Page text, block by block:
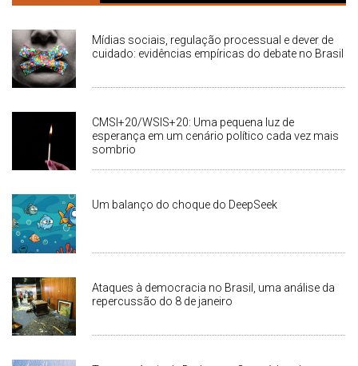
Mídias sociais, regulação processual e dever de
cuidado: evidências empíricas do debate no Brasil
CMSI+20/WSIS+20: Uma pequena luz de
esperança em um cenário político cada vez mais
sombrio
Um balanço do choque do DeepSeek
Ataques à democracia no Brasil, uma análise da
repercussão do 8 de janeiro